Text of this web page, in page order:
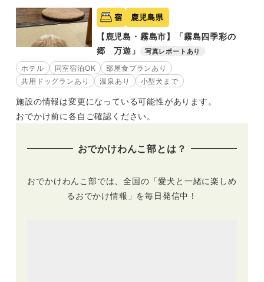
宿 鹿児島県
【鹿児島・霧島市】「霧島四季彩の
郷 万遊」
写真レポートあり
ホテル 同室宿泊OK
部屋食プランあり
共用ドッグランあり
温泉あり 小型犬まで
施設の情報は変更になっている可能性があります。
おでかけ前に各自ご確認ください。
おでかけわんこ部とは？
おでかけわんこ部では、全国の「愛犬と一緒に楽しめ
るおでかけ情報」を毎日発信中！